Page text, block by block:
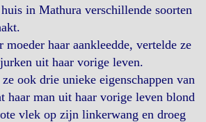
in Mathura verschillende soorten
moeder haar aankleedde, vertelde ze
uit haar vorige leven.
ook drie unieke eigenschappen van
haar man uit haar vorige leven blond
vlek op zijn linkerwang en droeg